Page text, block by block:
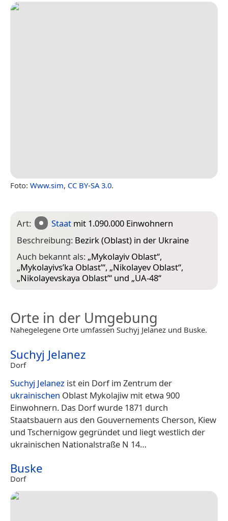
Foto: Www.sim, CC BY-SA 3.0.
Art: Staat mit 1.090.000 Einwohnern
Beschreibung: Bezirk (Oblast) in der Ukraine
Auch bekannt als: „Mykolayiv Oblast“,
„Mykolayivs’ka Oblast’“, „Nikolayev Oblast“,
„Nikolayevskaya Oblast’“ und „UA-48“
Orte in der Umgebung
Nahegelegene Orte umfassen Suchyj Jelanez und Buske.
Suchyj Jelanez
Dorf
Suchyj Jelanez ist ein Dorf im Zentrum der
ukrainischen Oblast Mykolajiw mit etwa 900
Einwohnern. Das Dorf wurde 1871 durch
Staatsbauern aus den Gouvernements Cherson, Kiew
und Tschernigow gegründet und liegt westlich der
ukrainischen Nationalstraße N 14…
Buske
Dorf